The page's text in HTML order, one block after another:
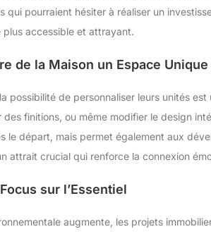
qui pourraient hésiter à réaliser un
plus accessible et attrayant.
de la Maison un Espace Unique
possibilité de personnaliser leurs unités
finitions, ou même modifier le design
le départ, mais permet également aux
attrait crucial qui renforce la connexion
sur l’Essentiel
augmente, les projets